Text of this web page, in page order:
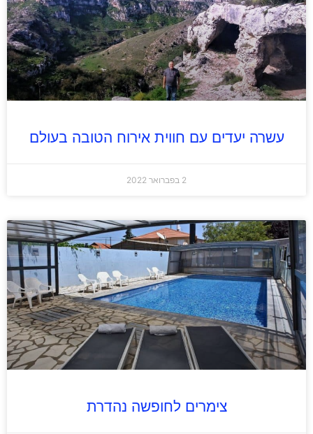
עשרה יעדים עם חווית אירוח הטובה בעולם
2 בפברואר 2022
צימרים לחופשה נהדרת